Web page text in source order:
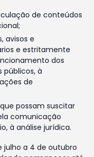
de conteúdos
avisos e
e estritamente
dos
públicos, à
de
possam suscitar
comunicação
à análise jurídica.
julho a 4 de outubro